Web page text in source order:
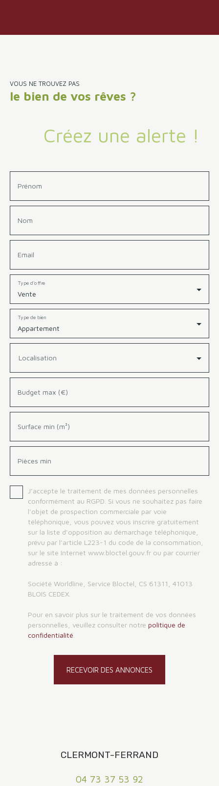
bénéficie d’un cadre de vie pratique et agréable, idéal
VOUS NE TROUVEZ PAS
le bien de vos rêves ?
Créez une alerte !
Prénom
Nom
Email
Vente
Type d'offre
Appartement
Type de bien
Localisation
Budget max (€)
Surface min (m²)
Pièces min
J'accepte le traitement de mes données personnelles
conformément au RGPD. Si vous ne souhaitez pas faire
l'objet de prospection commerciale par voie
téléphonique, vous pouvez vous inscrire gratuitement
sur la liste d'opposition au démarchage téléphonique,
prévu par l'article L223-1 du code de la consommation,
sur le site Internet www.bloctel.gouv.fr ou par courrier
adressé à :
Société Worldline, Service Bloctel, CS 61311, 41013
BLOIS CEDEX.
Pour en savoir plus sur le traitement de vos données
personnelles, veuillez consulter notre politique de
confidentialité
RECEVOIR DES ANNONCES
CLERMONT-FERRAND
04 73 37 53 92